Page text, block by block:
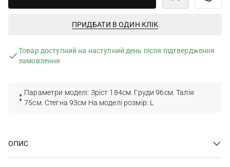
ПРИДБАТИ В ОДИН КЛІК
Товар доступний на наступний день після підтвердження
замовлення
Параметри моделі: Зріст 184см. Груди 96см. Талія
75см. Стегна 93см На моделі розмір: L
ОПИС